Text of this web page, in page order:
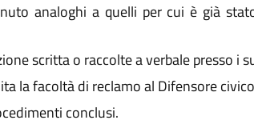
analoghi a quelli per cui è già
scritta o raccolte a verbale presso i
la facoltà di reclamo al Difensore
conclusi.